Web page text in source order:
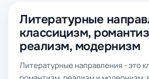
Литературные
классицизм,
реализм, модернизм
Литературные направления - это